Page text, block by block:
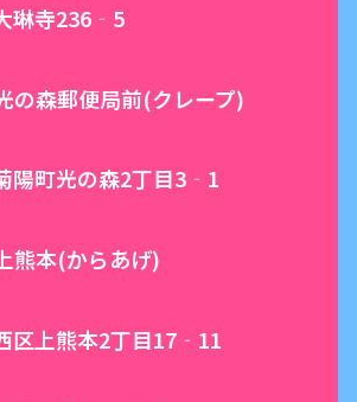
琳寺236‐5
の森郵便局前(クレープ)
陽町光の森2丁目3‐1
熊本(からあげ)
区上熊本2丁目17‐11